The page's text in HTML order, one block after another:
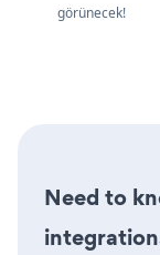
görünecek!
Need to